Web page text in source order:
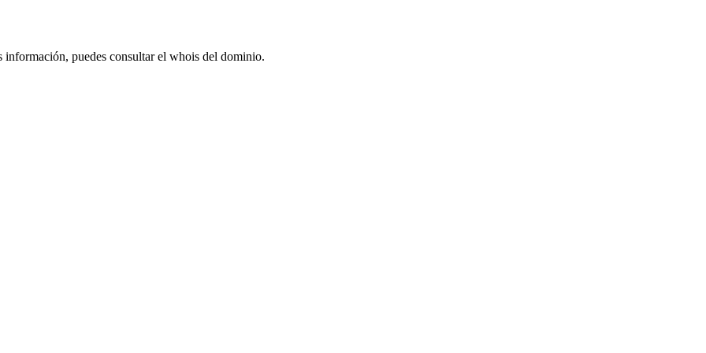
información, puedes consultar el whois del dominio.